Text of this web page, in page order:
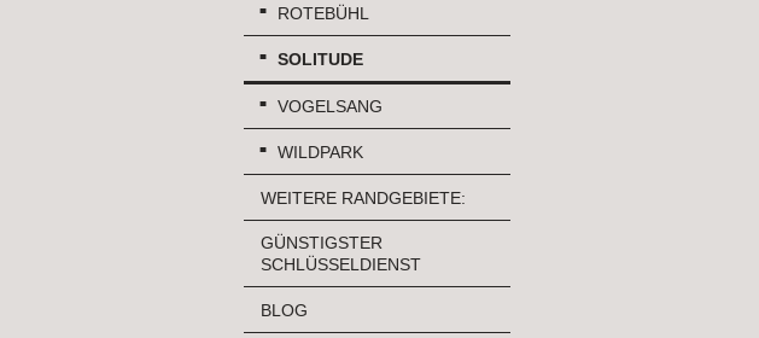
ROTEBÜHL
SOLITUDE
VOGELSANG
WILDPARK
WEITERE RANDGEBIETE:
GÜNSTIGSTER
SCHLÜSSELDIENST
BLOG